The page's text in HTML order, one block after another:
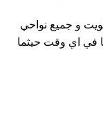
و جميع نواحي
في اي وقت حيثما